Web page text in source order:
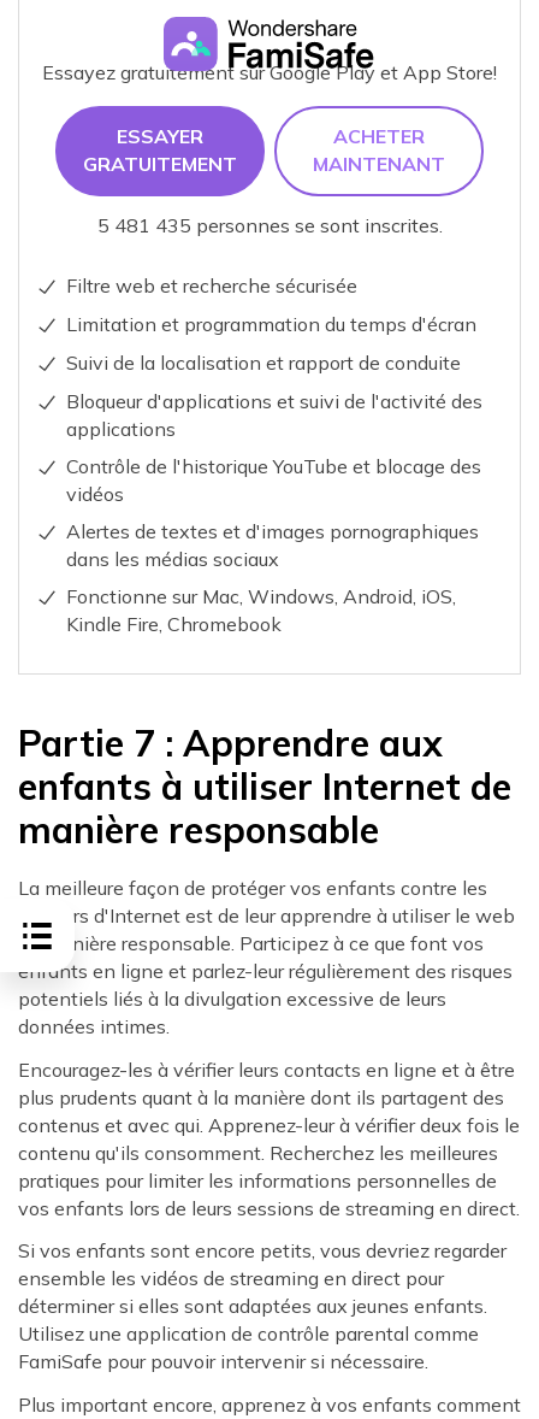
Essayez gratuitement sur Google Play et App Store!
ESSAYER
GRATUITEMENT
ACHETER
MAINTENANT
5 481 435 personnes se sont inscrites.
Filtre web et recherche sécurisée
Limitation et programmation du temps d'écran
Suivi de la localisation et rapport de conduite
Bloqueur d'applications et suivi de l'activité des
applications
Contrôle de l'historique YouTube et blocage des
vidéos
Alertes de textes et d'images pornographiques
dans les médias sociaux
Fonctionne sur Mac, Windows, Android, iOS,
Kindle Fire, Chromebook
Partie 7 : Apprendre aux
enfants à utiliser Internet de
manière responsable
La meilleure façon de protéger vos enfants contre les
dangers d'Internet est de leur apprendre à utiliser le web
de manière responsable. Participez à ce que font vos
enfants en ligne et parlez-leur régulièrement des risques
potentiels liés à la divulgation excessive de leurs
données intimes.
Encouragez-les à vérifier leurs contacts en ligne et à être
plus prudents quant à la manière dont ils partagent des
contenus et avec qui. Apprenez-leur à vérifier deux fois le
contenu qu'ils consomment. Recherchez les meilleures
pratiques pour limiter les informations personnelles de
vos enfants lors de leurs sessions de streaming en direct.
Si vos enfants sont encore petits, vous devriez regarder
ensemble les vidéos de streaming en direct pour
déterminer si elles sont adaptées aux jeunes enfants.
Utilisez une application de contrôle parental comme
FamiSafe pour pouvoir intervenir si nécessaire.
Plus important encore, apprenez à vos enfants comment